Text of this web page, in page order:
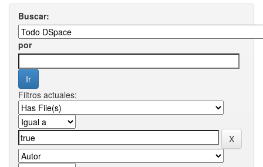
Buscar:
por
Filtros actuales: